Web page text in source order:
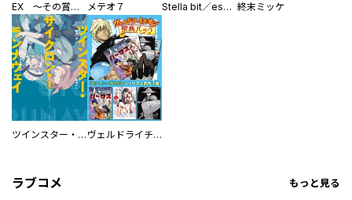
EX ～その賞金稼ぎは、世界の出口を探す～【単行本版】 メテオ７ Stella bit／es【単話版】 終末ミッケ
ツインスター・サイクロン・ランナウェイ ヴェルドライチオシ聖典パック 『転スラ』ミニ画集付き シリウス人気作３選
ラブコメ もっと見る